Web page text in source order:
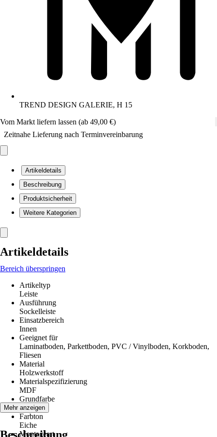
TREND DESIGN GALERIE, H 15
Vom Markt liefern lassen (ab 49,00 €)
Zeitnahe Lieferung nach Terminvereinbarung
Artikeldetails
Beschreibung
Produktsicherheit
Weitere Kategorien
Artikeldetails
Bereich überspringen
Artikeltyp
Leiste
Ausführung
Sockelleiste
Einsatzbereich
Innen
Geeignet für
Laminatboden, Parkettboden, PVC / Vinylboden, Korkboden,
Fliesen
Material
Holzwerkstoff
Materialspezifizierung
MDF
Grundfarbe
Holz
Farbton
Eiche
Montageart
Mehr anzeigen